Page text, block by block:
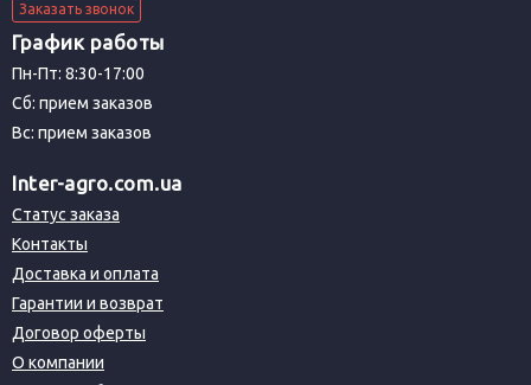
Заказать звонок
График работы
Пн-Пт: 8:30-17:00
Сб: прием заказов
Вс: прием заказов
Inter-agro.com.ua
Статус заказа
Контакты
Доставка и оплата
Гарантии и возврат
Договор оферты
О компании